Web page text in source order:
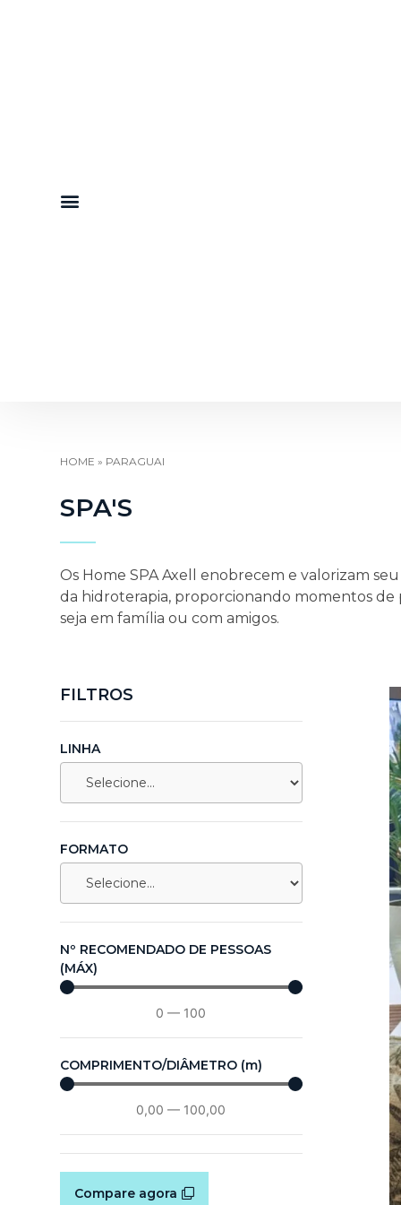
HOME » PARAGUAI
SPA'S
Os Home SPA Axell enobrecem e valorizam
da hidroterapia, proporcionando momentos
seja em família ou com amigos.
FILTROS
LINHA
FORMATO
Nº RECOMENDADO DE PESSOAS
(MÁX)
0 — 100
COMPRIMENTO/DIÂMETRO (m)
0,00 — 100,00
Compare agora